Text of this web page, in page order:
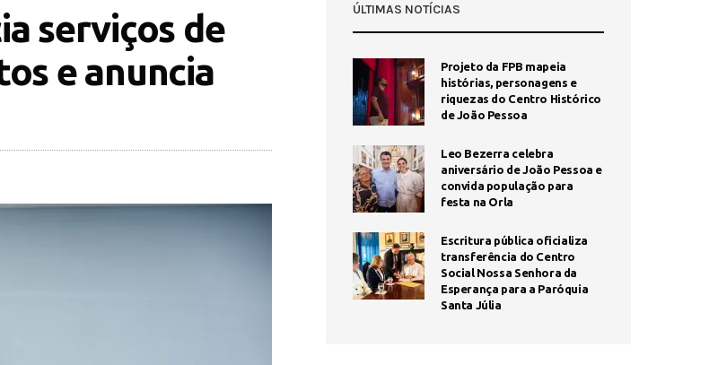
serviços de
e anuncia
ÚLTIMAS NOTÍCIAS
Projeto da FPB mapeia
histórias, personagens e
riquezas do Centro Histórico
de João Pessoa
Leo Bezerra celebra
aniversário de João Pessoa e
convida população para
festa na Orla
Escritura pública oficializa
transferência do Centro
Social Nossa Senhora da
Esperança para a Paróquia
Santa Júlia